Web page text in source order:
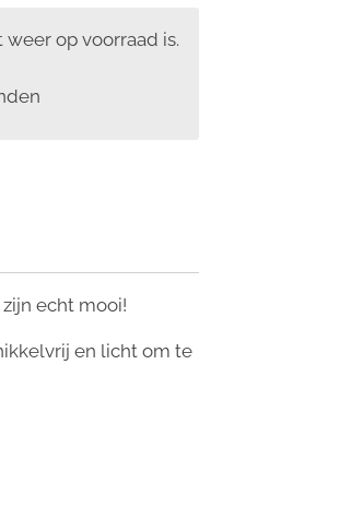
op voorraad is.
echt mooi!
en licht om te